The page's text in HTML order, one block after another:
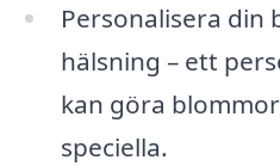
Personalisera din
hälsning – ett
kan göra
speciella.